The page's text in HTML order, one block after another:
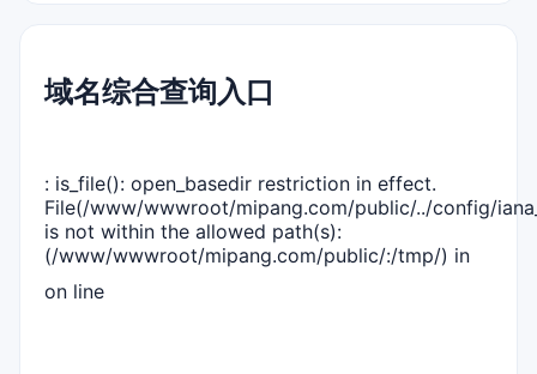
域名综合查询入口
: is_file(): open_basedir restriction in effect.
File(/www/wwwroot/mipang.com/public/../config/
is not within the allowed path(s):
(/www/wwwroot/mipang.com/public/:/tmp/) in
on line